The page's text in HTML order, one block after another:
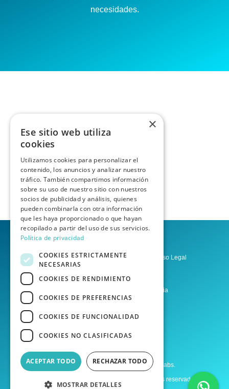
necesidades.
Política de privacidad Aviso Legal
Asesoría Las Palmas de Gran Canaria
Desarrollo web por Agencia Homia
Desarrollo Laravel por Raúl López
Desarrollo de MVPs por Borah Digital Labs.
Copyright © Asesorae 2025. Todos los derechos reservados.
×
Ese sitio web utiliza
cookies
Utilizamos cookies para personalizar el
contenido, los anuncios y analizar nuestro
tráfico. También compartimos información
sobre su uso de nuestro sitio con nuestros
socios de publicidad y análisis, quienes
pueden combinarla con otra información
que les haya proporcionado o que hayan
recopilado a partir del uso de sus servicios.
Política de privacidad
COOKIES ESTRICTAMENTE
NECESARIAS
COOKIES DE RENDIMIENTO
COOKIES DE PREFERENCIAS
COOKIES DE FUNCIONALIDAD
COOKIES NO CLASIFICADAS
ACEPTAR TODO RECHAZAR TODO
MOSTRAR DETALLES